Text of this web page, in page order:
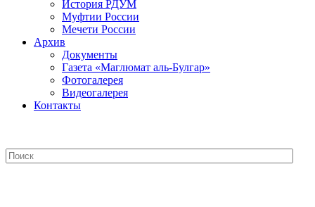
История РДУМ
Муфтии России
Мечети России
Архив
Документы
Газета «Маглюмат аль-Булгар»
Фотогалерея
Видеогалерея
Контакты